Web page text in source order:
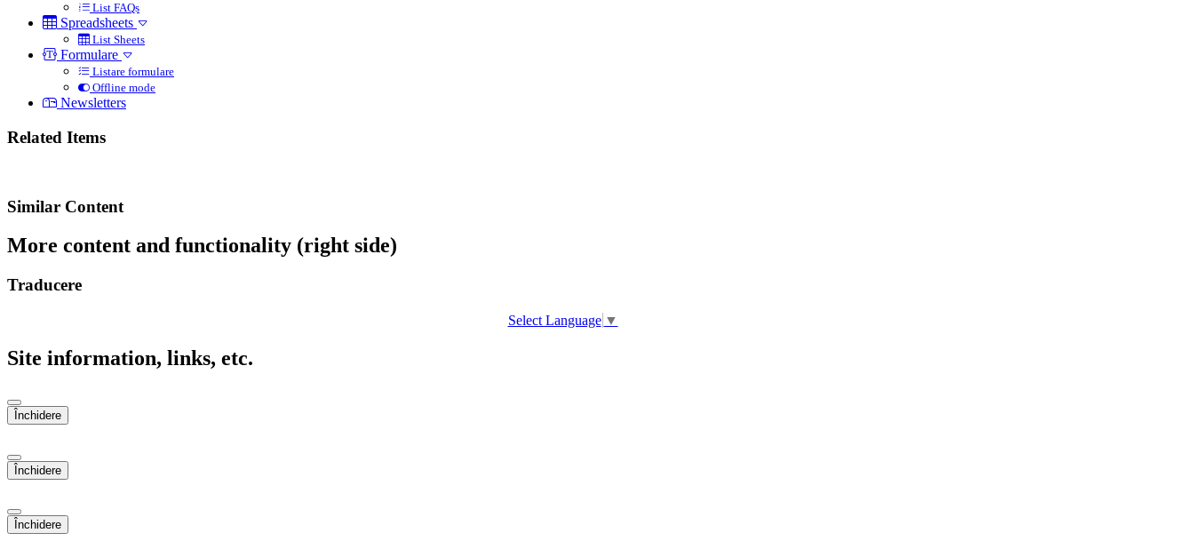
List FAQs
Spreadsheets
List Sheets
Formulare
Listare formulare
Offline mode
Newsletters
Related Items
Similar Content
More content and functionality (right side)
Traducere
Select Language ▼
Site information, links, etc.
Închidere
Închidere
Închidere